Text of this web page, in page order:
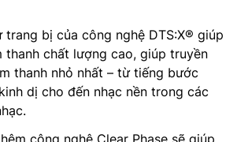
trang bị của công nghệ DTS:X® giúp
thanh chất lượng cao, giúp truyền
thanh nhỏ nhất – từ tiếng bước
dị cho đến nhạc nền trong các
công nghệ Clear Phase sẽ giúp